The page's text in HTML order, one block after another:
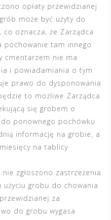
opłaty przewidzianej
może być użyty do
oznacza, że Zarządca
pochowanie tam innego
cmentarzem nie ma
i powiadamiania o tym
prawo do dysponowania
to możliwe Zarządca
się grobem o
ponownego pochówku
informację na grobie, a
na tablicy
zgłoszono zastrzeżenia
grobu do chowania
za
do grobu wygasa